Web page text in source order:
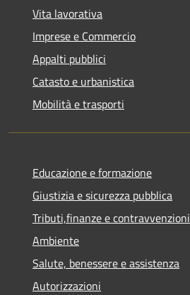
Vita lavorativa
Imprese e Commercio
Appalti pubblici
Catasto e urbanistica
Mobilità e trasporti
Educazione e formazione
Giustizia e sicurezza pubblica
Tributi,finanze e contravvenzioni
Ambiente
Salute, benessere e assistenza
Autorizzazioni